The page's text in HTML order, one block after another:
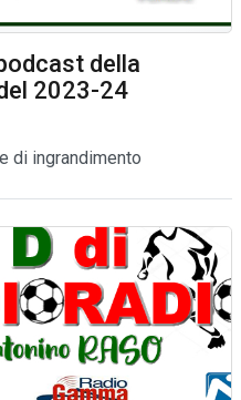
della
2023-24
di ingrandimento